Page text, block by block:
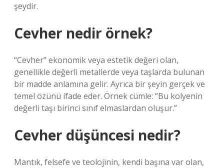
şeydir.
Cevher nedir örnek?
“Cevher” ekonomik veya estetik değeri olan,
genellikle değerli metallerde veya taşlarda bulunan
bir madde anlamına gelir. Ayrıca bir şeyin gerçek ve
temel özünü ifade eder. Örnek cümle: “Bu kolyenin
değerli taşı birinci sınıf elmaslardan oluşur.”
Cevher düşüncesi nedir?
Mantık, felsefe ve teolojinin, kendi başına var olan,